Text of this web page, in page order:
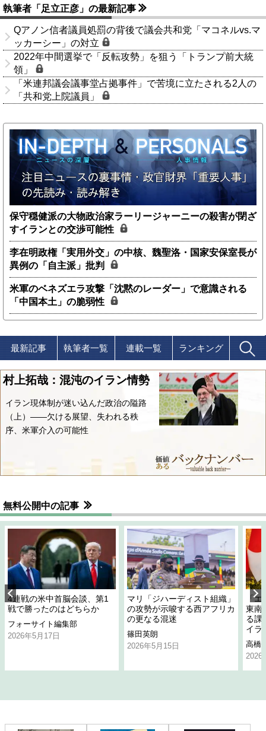
執筆者「足立正彦」の最新記事
Qアノン信者議員処罰の背後で議会共和党「マコネルvs.マ
ッカーシー」の対立
2022年中間選挙で「反転攻勢」を狙う「トランプ前大統
領」
「米連邦議会議事堂占拠事件」で苦境に立たされる2人の
「共和党上院議員」
保守穏健派の大物政治家ラーリージャーニーの殺害が閉ざ
すイランとの交渉可能性
李在明政権「実用外交」の中核、魏聖洛・国家安保室長が
異例の「自主派」批判
米軍のベネズエラ攻撃「沈黙のレーダー」で意識される
「中国本土」の脆弱性
最新記事 執筆者一覧 連載一覧 ランキング
村上拓哉：混沌のイラン情勢
イラン現体制が迷い込んだ政治の隘路
（上）――欠ける展望、失われる秩
序、米軍介入の可能性
無料公開中の記事
4連戦の米中首脳会談、第1
戦で勝ったのはどちらか
フォーサイト編集部
2026年5月17日
マリ「ジハーディスト組織」
の攻勢が示唆する西アフリカ
の更なる混迷
篠田英朗
2026年5月15日
「
東南
る課
イラ
高橋
2026